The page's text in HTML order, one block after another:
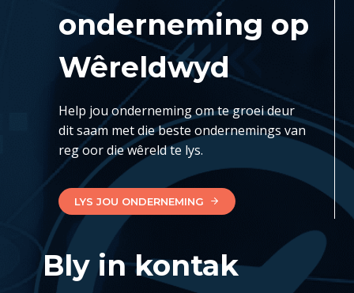
onderneming op
Wêreldwyd
Help jou onderneming om te groei deur
dit saam met die beste ondernemings van
reg oor die wêreld te lys.
LYS JOU ONDERNEMING
Bly in kontak